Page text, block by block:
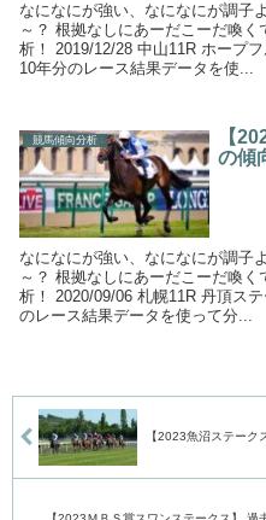
なになにが強い、なになにが調子
～？ 根拠なしにあーだこーだ喚
析！ 2019/12/28 中山11R ホープ
10年分のレース結果データを使...
競馬傾向分析
【
の傾
なになにが強い、なになにが調子
～？ 根拠なしにあーだこーだ喚
析！ 2020/09/06 札幌11R 丹頂ス
のレース結果データを使って分...
【2023魚沼ステーク